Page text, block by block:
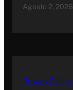
Agosto 2, 2026
Privacy Policy